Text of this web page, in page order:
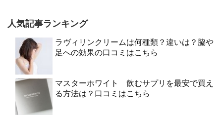
人気記事ランキング
ラヴィリンクリームは何種類？違いは？脇や
足への効果の口コミはこちら
マスターホワイト 飲むサプリを最安で買え
る方法は？口コミはこちら